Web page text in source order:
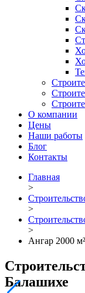
О компании
Цены
Наши работы
Блог
Контакты
Главная
>
>
>
Ангар 2000 м²
Балашихе